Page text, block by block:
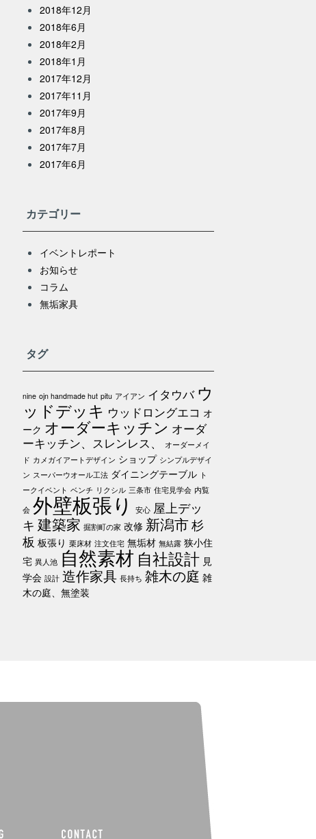
2018年12月
2018年6月
2018年2月
2018年1月
2017年12月
2017年11月
2017年9月
2017年8月
2017年7月
2017年6月
カテゴリー
イベントレポート
お知らせ
コラム
無垢家具
タグ
nine ojn handmade hut pitu アイアン イタウバ ウ
ッドデッキ ウッドロングエコ オ
ーク オーダーキッチン オーダ
ーキッチン、スレンレス、
オーダーメイ
ド カメガイアートデザイン ショップ シンプルデザイ
ン スーパーウオール工法 ダイニングテーブル ト
ークイベント ベンチ リクシル 三条市 住宅見学会 内覧
会 外壁板張り 安心 屋上デッ
キ 建築家 掘割町の家 改修 新潟市杉
板 板張り 栗床材 注文住宅 無垢材 無結露 狭小住
宅 異人池 自然素材 自社設計 見
学会 設計 造作家具 長持ち 雑木の庭 雑
木の庭、無塗装